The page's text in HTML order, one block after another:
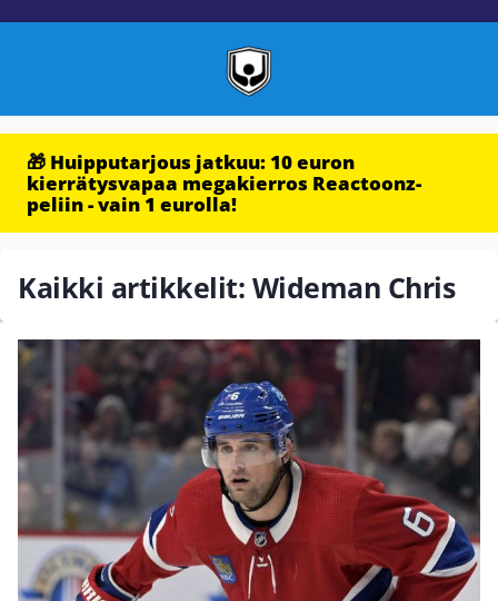
🎁 Huipputarjous jatkuu: 10 euron
kierrätysvapaa megakierros Reactoonz-
peliin - vain 1 eurolla!
Kaikki artikkelit: Wideman Chris